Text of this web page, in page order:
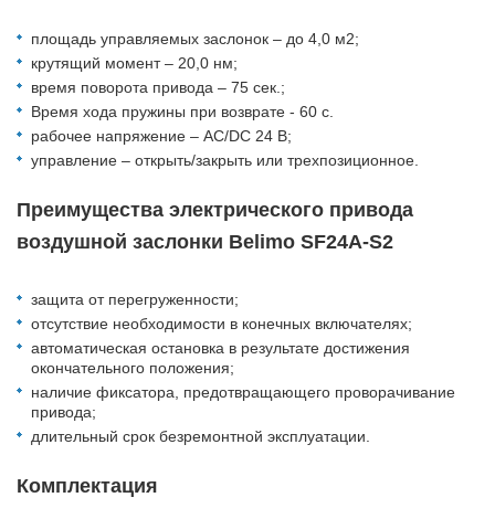
площадь управляемых заслонок – до 4,0 м2;
крутящий момент – 20,0 нм;
время поворота привода – 75 сек.;
Время хода пружины при возврате - 60 с.
рабочее напряжение – АС/DC 24 В;
управление – открыть/закрыть или трехпозиционное.
Преимущества электрического привода
воздушной заслонки Belimo SF24A-S2
защита от перегруженности;
отсутствие необходимости в конечных включателях;
автоматическая остановка в результате достижения
окончательного положения;
наличие фиксатора, предотвращающего проворачивание
привода;
длительный срок безремонтной эксплуатации.
Комплектация